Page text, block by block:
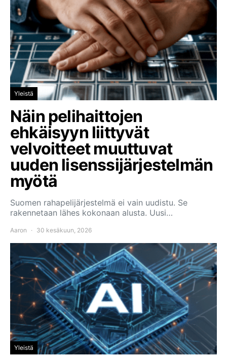
Yleistä
Näin pelihaittojen
ehkäisyyn liittyvät
velvoitteet muuttuvat
uuden lisenssijärjestelmän
myötä
Suomen rahapelijärjestelmä ei vain uudistu. Se
rakennetaan lähes kokonaan alusta. Uusi…
Aaron 30 kesäkuun, 2026
Yleistä